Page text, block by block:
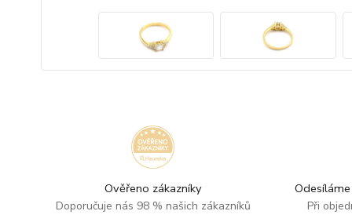
Ověřeno zákazníky
Doporučuje nás 98 % našich zákazníků Při